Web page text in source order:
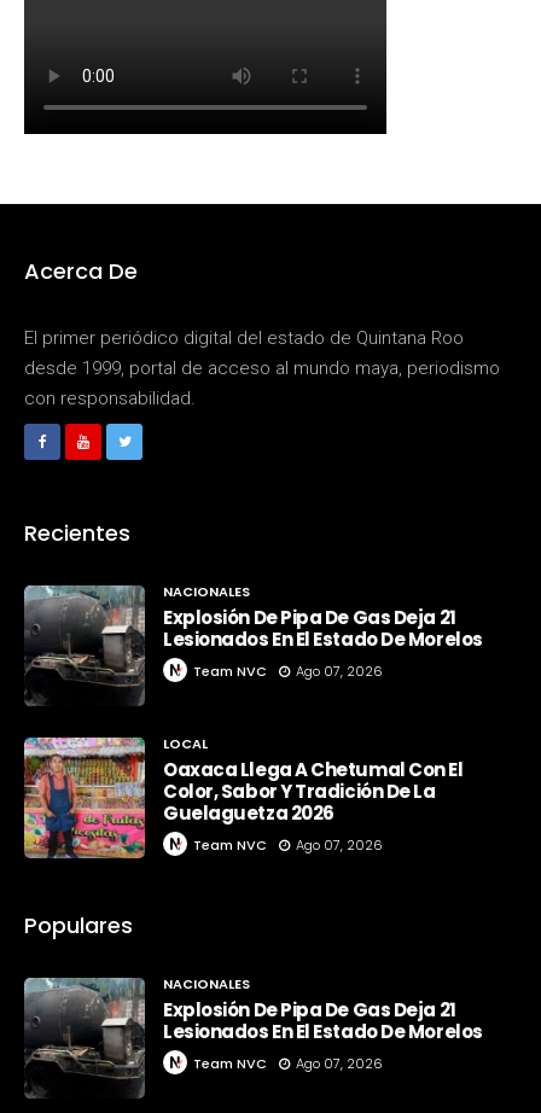
Acerca De
El primer periódico digital del estado de Quintana Roo
desde 1999, portal de acceso al mundo maya, periodismo
con responsabilidad.
Recientes
NACIONALES
Explosión De Pipa De Gas Deja 21
Lesionados En El Estado De Morelos
Team NVC Ago 07, 2026
LOCAL
Oaxaca Llega A Chetumal Con El
Color, Sabor Y Tradición De La
Guelaguetza 2026
Team NVC Ago 07, 2026
Populares
NACIONALES
Explosión De Pipa De Gas Deja 21
Lesionados En El Estado De Morelos
Team NVC Ago 07, 2026